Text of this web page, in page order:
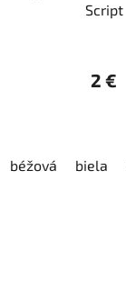
Script
2 €
béžová biela